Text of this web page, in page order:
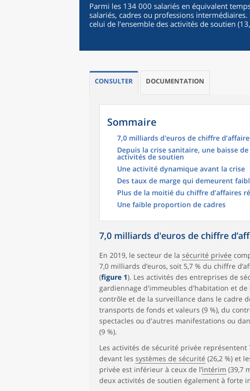
Parmi les 134 000 salariés en équivalent
salariés, cadres ou professions
celui de l’ensemble des activités de soutien
CONSULTER DOCUMENTATION
Sommaire
7,0 milliards d'euros de chiffre
Depuis la crise sanitaire, une baisse
activités de soutien
Une activité dynamique avant la crise
Des taux de marge qui demeurent
Plus de la moitié du chiffre d’affaires
Une faible proportion de cadres
7,0 milliards d'euros de chiffre
En 2019, le secteur de la sécurité privée
7,0 milliards d’euros, soit 5,7 % du chiffre
(figure 1). Les activités des entreprises de
gardiennage d'immeubles d'habitation et de
contrôle et de la surveillance dans le cadre
transports de fonds et valeurs (9 %), du
spectacles ou d'autres manifestations ou
(9 %).
Les activités de sécurité privée
devant les systèmes de sécurité (26,2 %) et
privée est inférieur à ceux de l’intérim (39,7
deux activités de soutien également à forte